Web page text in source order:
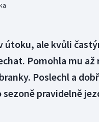
útoku, ale kvůli
Pomohla mu až
Poslechl a
pravidelně